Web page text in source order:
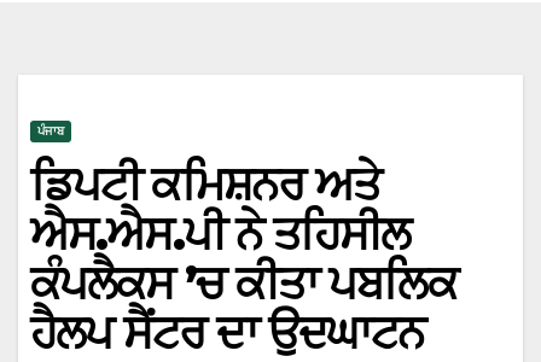
ਪੰਜਾਬ
ਡਿਪਟੀ ਕਮਿਸ਼ਨਰ ਅਤੇ
ਐਸ.ਐਸ.ਪੀ ਨੇ ਤਹਿਸੀਲ
ਕੰਪਲੈਕਸ ’ਚ ਕੀਤਾ ਪਬਲਿਕ
ਹੈਲਪ ਸੈਂਟਰ ਦਾ ਉਦਘਾਟਨ